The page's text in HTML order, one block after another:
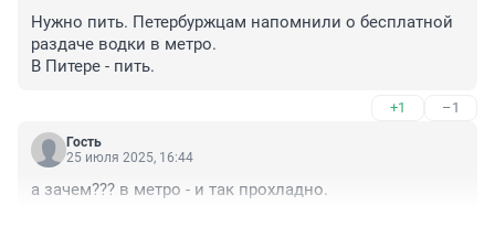
Нужно пить. Петербуржцам напомнили о бесплатной
раздаче водки в метро.
В Питере - пить.
+1 –1
Гость
25 июля 2025, 16:44
а зачем??? в метро - и так прохладно.